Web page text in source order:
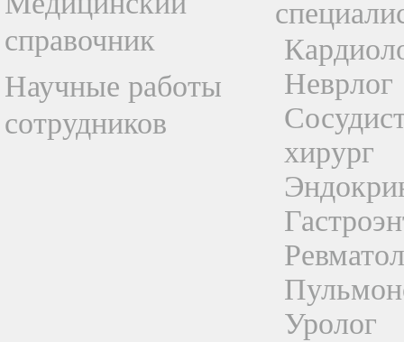
справочник
Научные работы
сотрудников
Неврлог
хирург
Уролог